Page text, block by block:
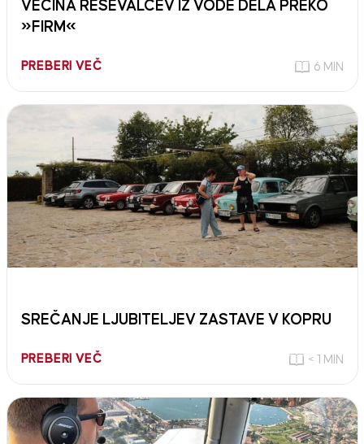
VEČINA REŠEVALCEV IZ VODE DELA PREKO
»FIRM«
PREBERI VEČ 6 MIN
SREČANJE LJUBITELJEV ZASTAVE V KOPRU
PREBERI VEČ < 1 MIN